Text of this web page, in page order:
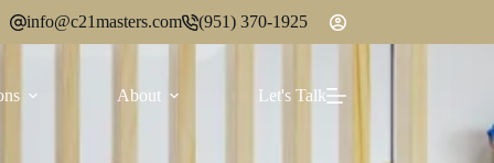
info@c21masters.com (951) 370-1925
About Let's Talk